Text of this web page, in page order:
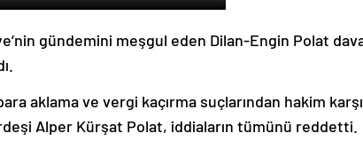
gündemini meşgul eden Dilan-Engin Polat
aklama ve vergi kaçırma suçlarından hakim
Alper Kürşat Polat, iddiaların tümünü reddetti.